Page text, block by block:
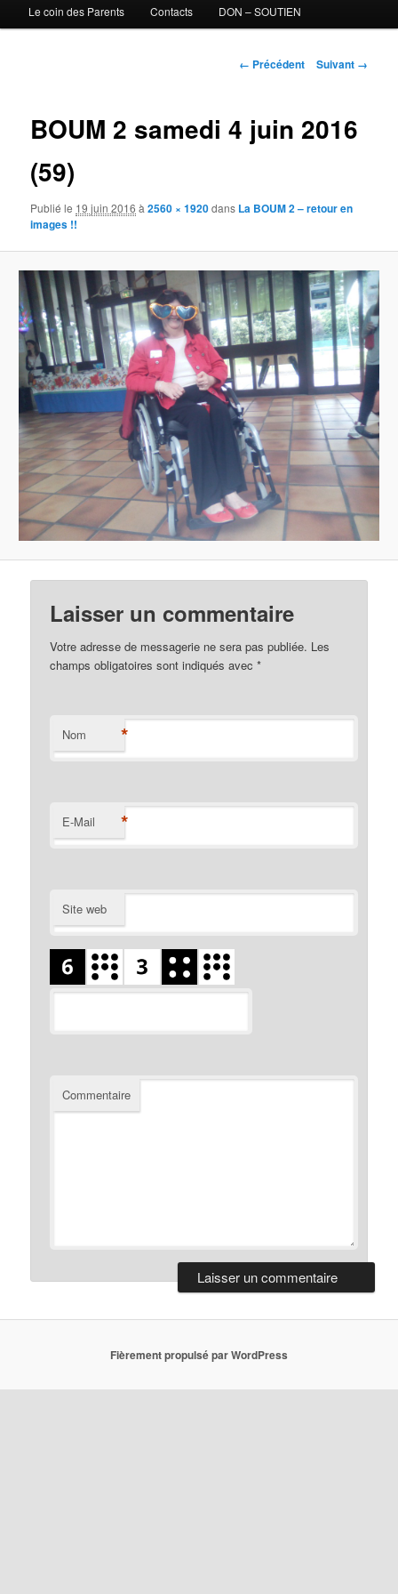
Le coin des Parents Contacts DON – SOUTIEN
Navigation des images
← Précédent Suivant →
BOUM 2 samedi 4 juin 2016
(59)
Publié le 19 juin 2016 à2560 × 1920dans La BOUM 2 – retour en
images !!
Laisser un commentaire
Votre adresse de messagerie ne sera pas publiée. Les
champs obligatoires sont indiqués avec*
Nom *
E-Mail *
Site web
Commentaire
Fièrement propulsé par WordPress